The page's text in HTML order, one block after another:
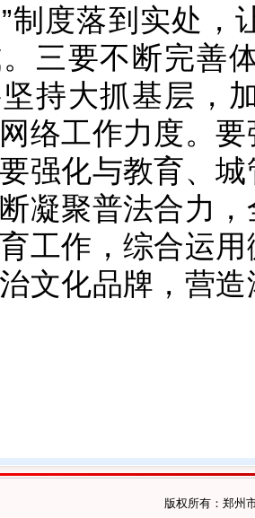
制度落到实处，
三要不断完善
持大抓基层，
络工作力度。
强化与教育、
凝聚普法合力
工作，综合运
文化品牌，营
版权所有：郑州